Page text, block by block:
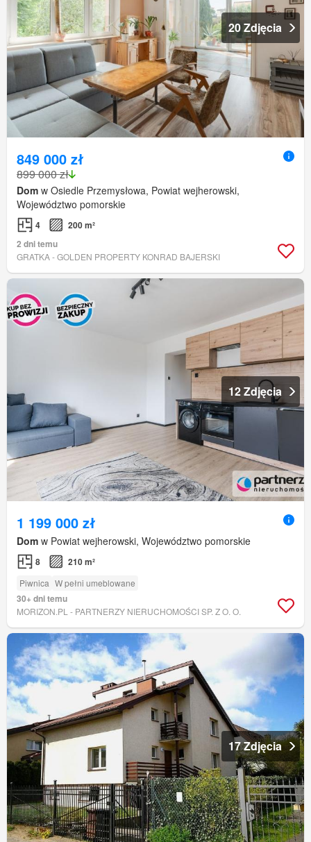
20 Zdjęcia
849 000 zł
899 000 zł
Dom w Osiedle Przemysłowa, Powiat wejherowski,
Województwo pomorskie
4
200 m²
2 dni temu
GRATKA - GOLDEN PROPERTY KONRAD BAJERSKI
12 Zdjęcia
1 199 000 zł
Dom w Powiat wejherowski, Województwo pomorskie
8 210 m²
Piwnica W pełni umeblowane
30+ dni temu
MORIZON.PL - PARTNERZY NIERUCHOMOŚCI SP. Z O. O.
17 Zdjęcia